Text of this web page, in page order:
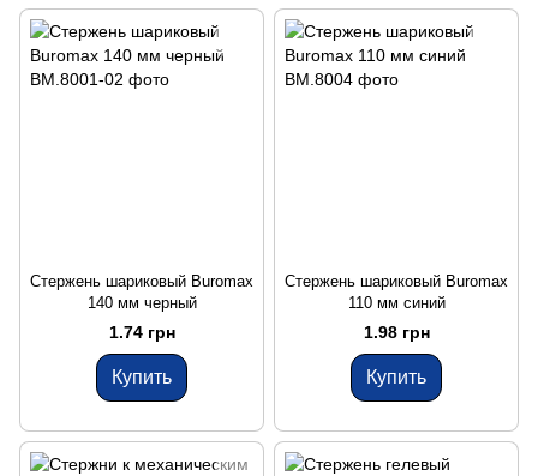
Стержень шариковый Buromax
140 мм черный
1.74 грн
Купить
Стержень шариковый Buromax
110 мм синий
1.98 грн
Купить